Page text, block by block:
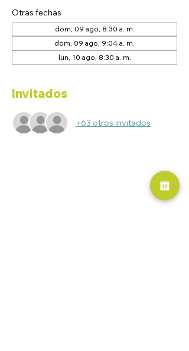
Otras fechas
dom, 09 ago, 8:30 a. m.
dom, 09 ago, 9:04 a. m.
lun, 10 ago, 8:30 a. m.
Invitados
+63 otros invitados